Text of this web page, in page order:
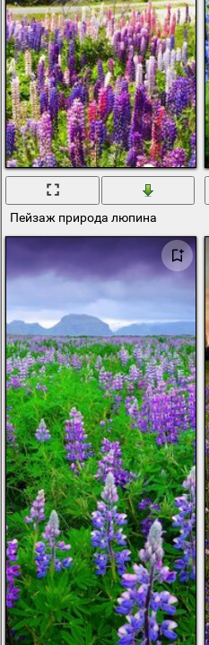
Пейзаж природа люпина